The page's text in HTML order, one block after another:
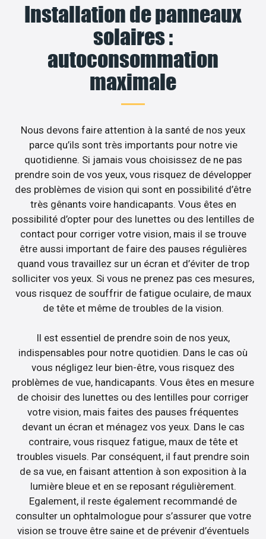
Installation de panneaux
solaires :
autoconsommation
maximale
Nous devons faire attention à la santé de nos yeux
parce qu’ils sont très importants pour notre vie
quotidienne. Si jamais vous choisissez de ne pas
prendre soin de vos yeux, vous risquez de développer
des problèmes de vision qui sont en possibilité d’être
très gênants voire handicapants. Vous êtes en
possibilité d’opter pour des lunettes ou des lentilles de
contact pour corriger votre vision, mais il se trouve
être aussi important de faire des pauses régulières
quand vous travaillez sur un écran et d’éviter de trop
solliciter vos yeux. Si vous ne prenez pas ces mesures,
vous risquez de souffrir de fatigue oculaire, de maux
de tête et même de troubles de la vision.
Il est essentiel de prendre soin de nos yeux,
indispensables pour notre quotidien. Dans le cas où
vous négligez leur bien-être, vous risquez des
problèmes de vue, handicapants. Vous êtes en mesure
de choisir des lunettes ou des lentilles pour corriger
votre vision, mais faites des pauses fréquentes
devant un écran et ménagez vos yeux. Dans le cas
contraire, vous risquez fatigue, maux de tête et
troubles visuels. Par conséquent, il faut prendre soin
de sa vue, en faisant attention à son exposition à la
lumière bleue et en se reposant régulièrement.
Egalement, il reste également recommandé de
consulter un ophtalmologue pour s’assurer que votre
vision se trouve être saine et de prévenir d’éventuels